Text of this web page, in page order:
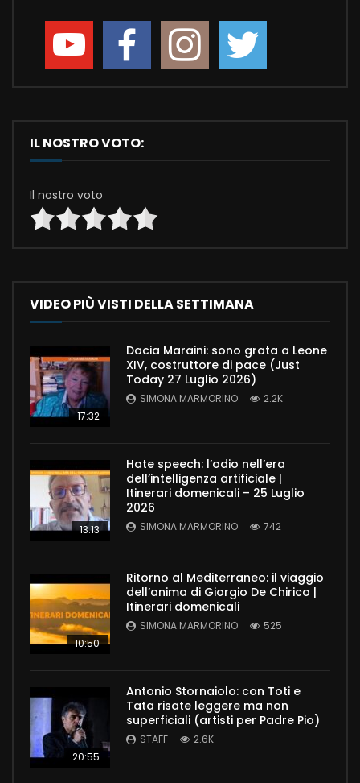
IL NOSTRO VOTO:
Il nostro voto
VIDEO PIÙ VISTI DELLA SETTIMANA
17:32
Dacia Maraini: sono grata a Leone
XIV, costruttore di pace (Just
Today 27 Luglio 2026)
SIMONA MARMORINO 2.2K
13:13
Hate speech: l’odio nell’era
dell’intelligenza artificiale |
Itinerari domenicali – 25 Luglio
2026
SIMONA MARMORINO 742
10:50
Ritorno al Mediterraneo: il viaggio
dell’anima di Giorgio De Chirico |
Itinerari domenicali
SIMONA MARMORINO 525
20:55
Antonio Stornaiolo: con Toti e
Tata risate leggere ma non
superficiali (artisti per Padre Pio)
STAFF 2.6K